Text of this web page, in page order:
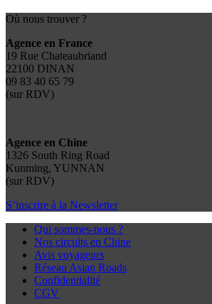
Où nous trouver ?
Agence en France
19 Rue Chateaubriand
22100 DINAN
09 83 40 65 79
(sur RDV)
Agence en Chine
1326 South Ring Road
Kunming, YUNNAN
(sur RDV)
S’inscrire à la Newsletter
Qui sommes-nous ?
Nos circuits en Chine
Avis voyageurs
Réseau Asian Roads
Confidentialité
CGV